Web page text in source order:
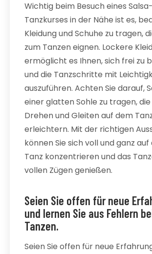
Wichtig beim Besuch eines Salsa-
Tanzkurses in der Nähe ist es,
Kleidung und Schuhe zu tragen,
zum Tanzen eignen. Lockere
ermöglicht es Ihnen, sich frei zu
und die Tanzschritte mit
auszuführen. Achten Sie darauf,
einer glatten Sohle zu tragen,
Drehen und Gleiten auf dem
erleichtern. Mit der richtigen
können Sie sich voll und ganz auf
Tanz konzentrieren und das
vollen Zügen genießen.
Seien Sie offen für neue
und lernen Sie aus Fehlern
Tanzen.
Seien Sie offen für neue